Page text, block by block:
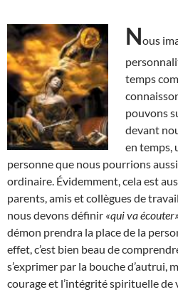
Nous
temps
pouvons
devant
en temps,
personne que nous pourrions
ordinaire. Évidemment, cela est
parents, amis et collègues de
nous devons définir «qui va écouter»
démon prendra la place de la
effet, c’est bien beau de
s’exprimer par la bouche d’autrui,
courage et l’intégrité spirituelle de